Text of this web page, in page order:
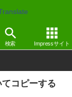
検索 Impressサイト
コピーする